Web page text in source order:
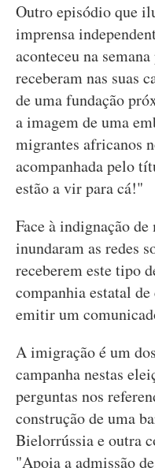
Outro episódio que
imprensa
aconteceu na
receberam nas suas
de uma fundação
a imagem de uma
migrantes africanos
acompanhada pelo
estão a vir para cá!"
Face à indignação
inundaram as redes
receberem este tipo
companhia estatal
emitir um
A imigração é um
campanha nestas
perguntas nos
construção de uma
Bielorrússia e outra
"Apoia a admissão